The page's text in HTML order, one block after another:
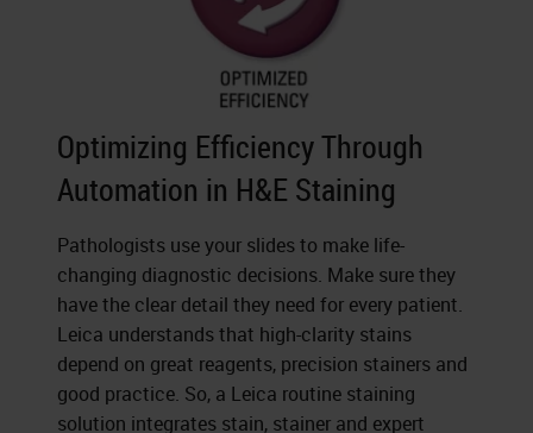
Optimizing Efficiency Through
Automation in H&E Staining
Pathologists use your slides to make life-
changing diagnostic decisions. Make sure they
have the clear detail they need for every patient.
Leica understands that high-clarity stains
depend on great reagents, precision stainers and
good practice. So, a Leica routine staining
solution integrates stain, stainer and expert